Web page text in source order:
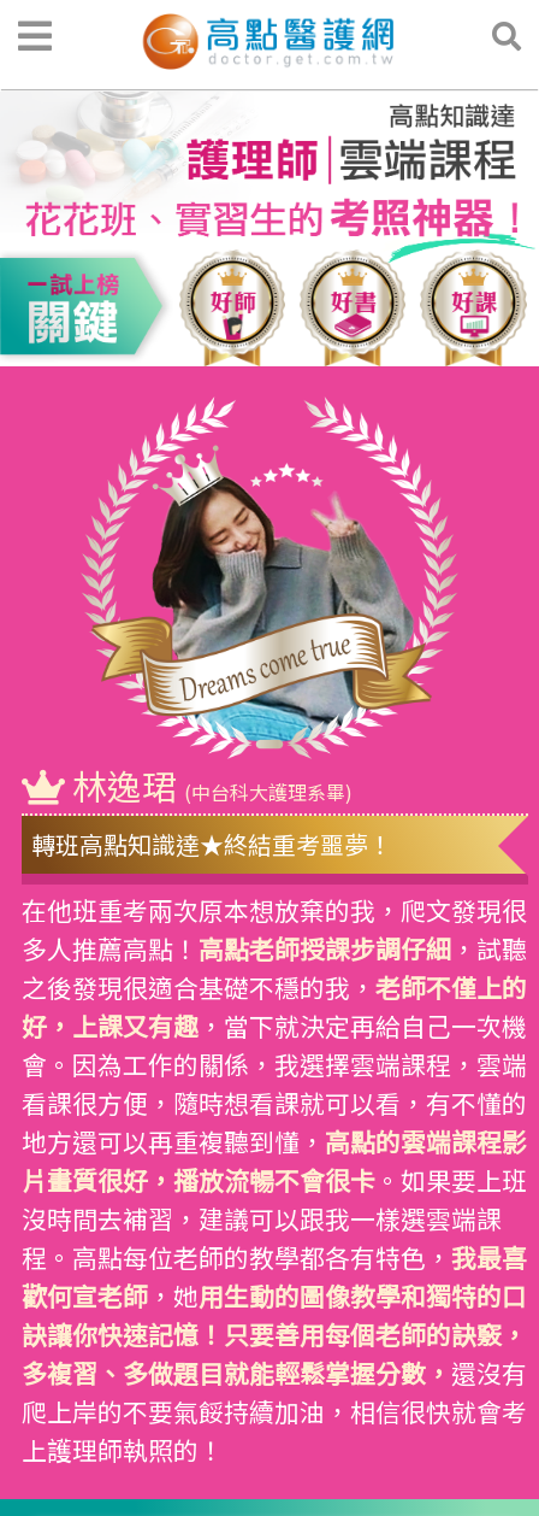
林逸珺 (中台科大護理系畢)
轉班高點知識達★終結重考噩夢！
在他班重考兩次原本想放棄的我，爬文發現很
多人推薦高點！ 高點老師授課步調仔細，試聽
之後發現很適合基礎不穩的我， 老師不僅上的
好，上課又有趣，當下就決定再給自己一次機
會。因為工作的關係，我選擇雲端課程，雲端
看課很方便，隨時想看課就可以看，有不懂的
地方還可以再重複聽到懂， 高點的雲端課程影
片畫質很好，播放流暢不會很卡。如果要上班
沒時間去補習，建議可以跟我一樣選雲端課
程。高點每位老師的教學都各有特色， 我最喜
歡何宣老師，她用生動的圖像教學和獨特的口
訣讓你快速記憶！只要善用每個老師的訣竅，
多複習、多做題目就能輕鬆掌握分數， 還沒有
爬上岸的不要氣餒持續加油，相信很快就會考
上護理師執照的！